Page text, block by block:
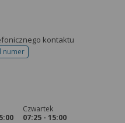
kontaktu
numerdo rejestracji
Czwartek
07:25 - 15:00